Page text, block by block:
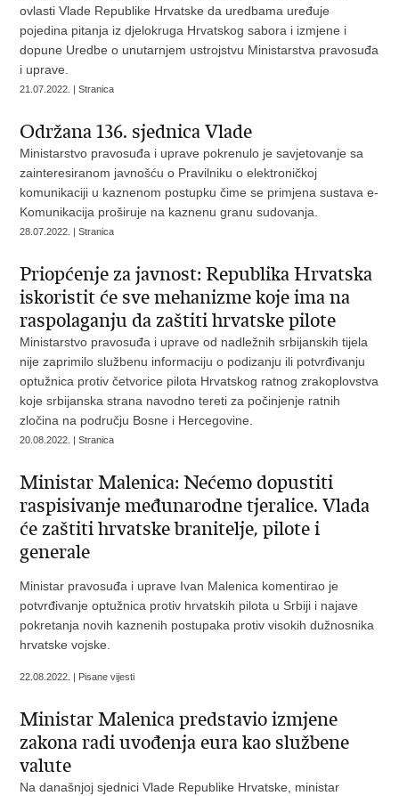
ovlasti Vlade Republike Hrvatske da uredbama uređuje
pojedina pitanja iz djelokruga Hrvatskog sabora i izmjene i
dopune Uredbe o unutarnjem ustrojstvu Ministarstva pravosuđa
i uprave.
21.07.2022. | Stranica
Održana 136. sjednica Vlade
Ministarstvo pravosuđa i uprave pokrenulo je savjetovanje sa
zainteresiranom javnošću o Pravilniku o elektroničkoj
komunikaciji u kaznenom postupku čime se primjena sustava e-
Komunikacija proširuje na kaznenu granu sudovanja.
28.07.2022. | Stranica
Priopćenje za javnost: Republika Hrvatska
iskoristit će sve mehanizme koje ima na
raspolaganju da zaštiti hrvatske pilote
Ministarstvo pravosuđa i uprave od nadležnih srbijanskih tijela
nije zaprimilo službenu informaciju o podizanju ili potvrđivanju
optužnica protiv četvorice pilota Hrvatskog ratnog zrakoplovstva
koje srbijanska strana navodno tereti za počinjenje ratnih
zločina na području Bosne i Hercegovine.
20.08.2022. | Stranica
Ministar Malenica: Nećemo dopustiti
raspisivanje međunarodne tjeralice. Vlada
će zaštiti hrvatske branitelje, pilote i
generale
Ministar pravosuđa i uprave Ivan Malenica komentirao je
potvrđivanje optužnica protiv hrvatskih pilota u Srbiji i najave
pokretanja novih kaznenih postupaka protiv visokih dužnosnika
hrvatske vojske.
22.08.2022. | Pisane vijesti
Ministar Malenica predstavio izmjene
zakona radi uvođenja eura kao službene
valute
Na današnjoj sjednici Vlade Republike Hrvatske, ministar